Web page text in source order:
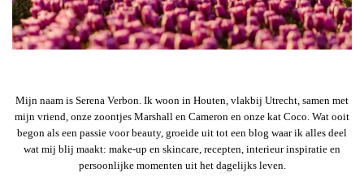
Mijn naam is Serena Verbon. Ik woon in Houten, vlakbij Utrecht, samen met
mijn vriend, onze zoontjes Marshall en Cameron en onze kat Coco. Wat ooit
begon als een passie voor beauty, groeide uit tot een blog waar ik alles deel
wat mij blij maakt: make-up en skincare, recepten, interieur inspiratie en
persoonlijke momenten uit het dagelijks leven.